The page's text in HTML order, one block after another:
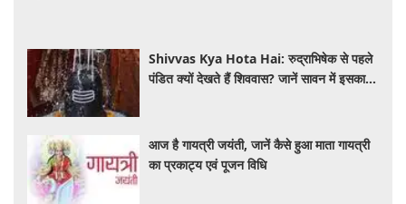
Shivvas Kya Hota Hai: रुद्राभिषेक से पहले
पंडित क्यों देखते हैं शिववास? जानें सावन में इसका
आज है गायत्री जयंती, जानें कैसे हुआ माता गायत्री
का प्रकाट्य एवं पूजन विधि